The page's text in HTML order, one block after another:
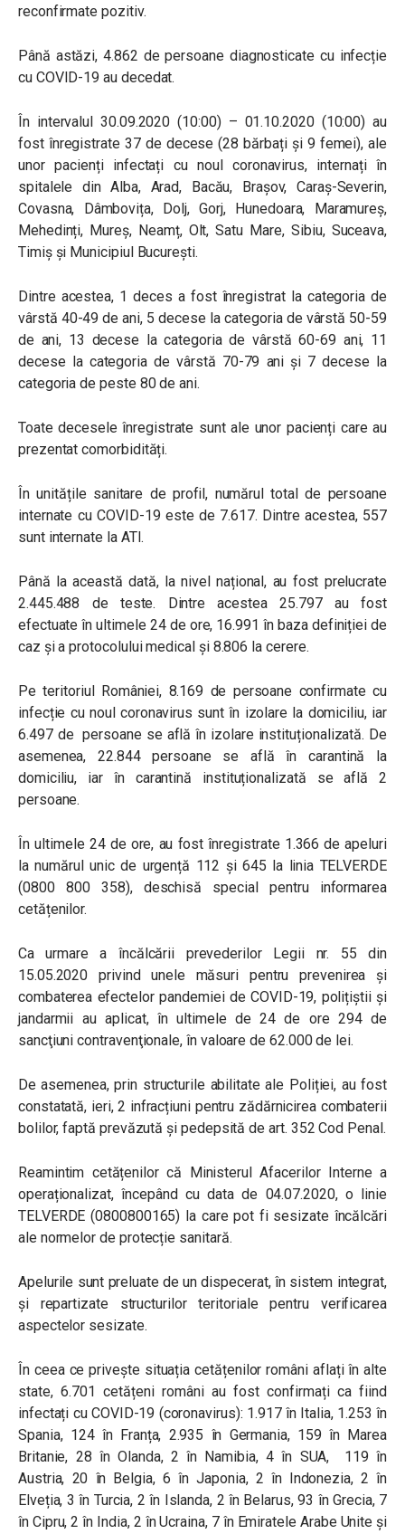
reconfirmate pozitiv.
Până astăzi, 4.862 de persoane diagnosticate cu infecție
cu COVID-19 au decedat.
În intervalul 30.09.2020 (10:00) – 01.10.2020 (10:00) au
fost înregistrate 37 de decese (28 bărbați și 9 femei), ale
unor pacienți infectați cu noul coronavirus, internați în
spitalele din Alba, Arad, Bacău, Brașov, Caraș-Severin,
Covasna, Dâmbovița, Dolj, Gorj, Hunedoara, Maramureș,
Mehedinți, Mureș, Neamț, Olt, Satu Mare, Sibiu, Suceava,
Timiș și Municipiul București.
Dintre acestea, 1 deces a fost înregistrat la categoria de
vârstă 40-49 de ani, 5 decese la categoria de vârstă 50-59
de ani, 13 decese la categoria de vârstă 60-69 ani, 11
decese la categoria de vârstă 70-79 ani și 7 decese la
categoria de peste 80 de ani.
Toate decesele înregistrate sunt ale unor pacienți care au
prezentat comorbidități.
În unitățile sanitare de profil, numărul total de persoane
internate cu COVID-19 este de 7.617. Dintre acestea, 557
sunt internate la ATI.
Până la această dată, la nivel național, au fost prelucrate
2.445.488 de teste. Dintre acestea 25.797 au fost
efectuate în ultimele 24 de ore, 16.991 în baza definiției de
caz și a protocolului medical și 8.806 la cerere.
Pe teritoriul României, 8.169 de persoane confirmate cu
infecție cu noul coronavirus sunt în izolare la domiciliu, iar
6.497 de persoane se află în izolare instituționalizată. De
asemenea, 22.844 persoane se află în carantină la
domiciliu, iar în carantină instituționalizată se află 2
persoane.
În ultimele 24 de ore, au fost înregistrate 1.366 de apeluri
la numărul unic de urgență 112 și 645 la linia TELVERDE
(0800 800 358), deschisă special pentru informarea
cetățenilor.
Ca urmare a încălcării prevederilor Legii nr. 55 din
15.05.2020 privind unele măsuri pentru prevenirea și
combaterea efectelor pandemiei de COVID-19, polițiștii și
jandarmii au aplicat, în ultimele de 24 de ore 294 de
sancţiuni contravenţionale, în valoare de 62.000 de lei.
De asemenea, prin structurile abilitate ale Poliției, au fost
constatată, ieri, 2 infracțiuni pentru zădărnicirea combaterii
bolilor, faptă prevăzută și pedepsită de art. 352 Cod Penal.
Reamintim cetățenilor că Ministerul Afacerilor Interne a
operaționalizat, începând cu data de 04.07.2020, o linie
TELVERDE (0800800165) la care pot fi sesizate încălcări
ale normelor de protecție sanitară.
Apelurile sunt preluate de un dispecerat, în sistem integrat,
și repartizate structurilor teritoriale pentru verificarea
aspectelor sesizate.
În ceea ce privește situația cetățenilor români aflați în alte
state, 6.701 cetățeni români au fost confirmați ca fiind
infectați cu COVID-19 (coronavirus): 1.917 în Italia, 1.253 în
Spania, 124 în Franța, 2.935 în Germania, 159 în Marea
Britanie, 28 în Olanda, 2 în Namibia, 4 în SUA, 119 în
Austria, 20 în Belgia, 6 în Japonia, 2 în Indonezia, 2 în
Elveția, 3 în Turcia, 2 în Islanda, 2 în Belarus, 93 în Grecia, 7
în Cipru, 2 în India, 2 în Ucraina, 7 în Emiratele Arabe Unite și